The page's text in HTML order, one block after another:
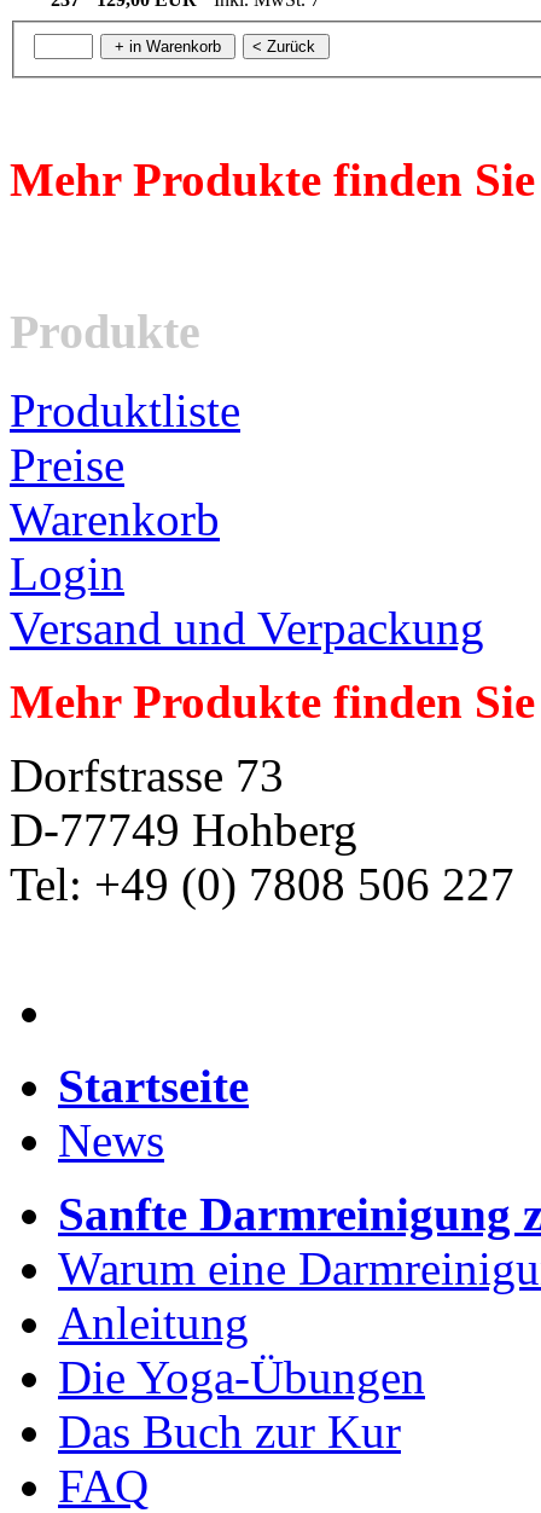
Mehr Produkte finden
Produkte
Produktliste
Preise
Warenkorb
Login
Versand und Verpackung
Mehr Produkte finden
Dorfstrasse 73
D-77749 Hohberg
Tel: +49 (0) 7808 506 227
Startseite
News
Sanfte Darmreinigung
Warum eine
Anleitung
Die Yoga-Übungen
Das Buch zur Kur
FAQ